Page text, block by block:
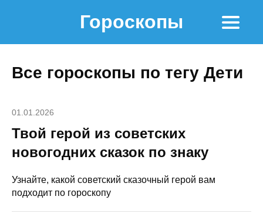
Гороскопы
Все гороскопы по тегу Дети
01.01.2026
Твой герой из советских
новогодних сказок по знаку
Узнайте, какой советский сказочный герой вам
подходит по гороскопу